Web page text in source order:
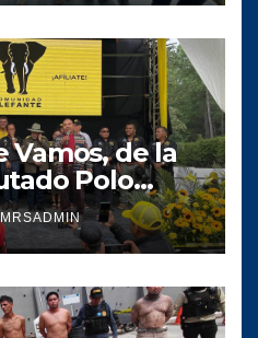
Vamos, de la
Polo
a
en Alta
MRSADMIN